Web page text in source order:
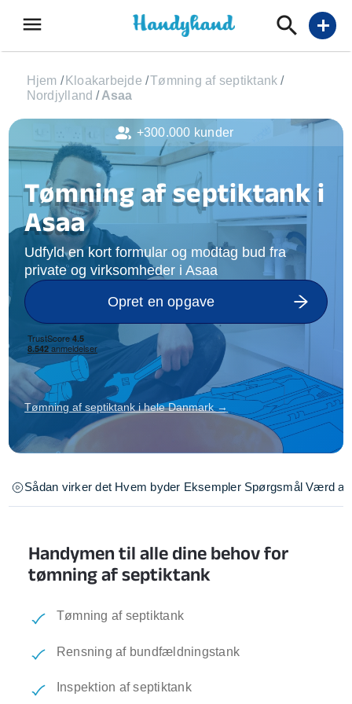
menu add
Hjem / Kloakarbejde /Tømning af septiktank /
Nordjylland / Asaa
Tømning af septiktank i
Asaa
Udfyld en kort formular og modtag bud fra
private og virksomheder i Asaa
Opret en opgave
Tømning af septiktank i hele Danmark →
Sådan virker det Hvem byder Eksempler Spørgsmål Værd at
Handymen til alle dine behov for
tømning af septiktank
Tømning af septiktank
Rensning af bundfældningstank
Inspektion af septiktank
+300.000 kunder